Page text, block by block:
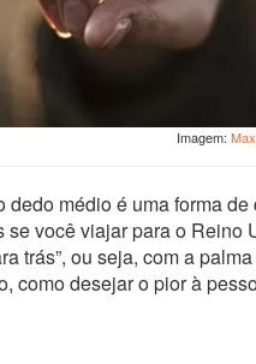
Imagem:
dedo médio é uma forma
se você viajar para o
trás”, ou seja, com a
como desejar o pior à